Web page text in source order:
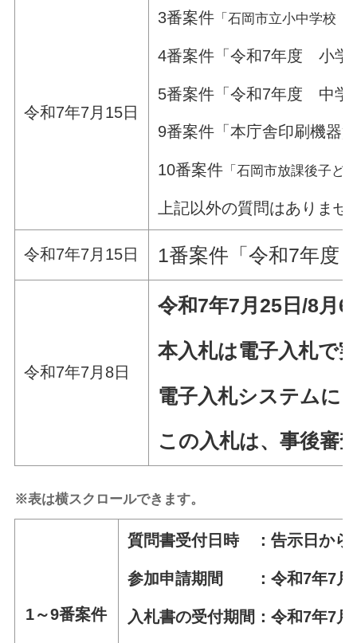
令和7年7月15日
3番案件 「石岡市立小中学校
4番案件「令和7年度 小学
5番案件「令和7年度 中学
9番案件「本庁舎印刷機器
10番案件 「石岡市放課後子ど
上記以外の質問はありませ
令和7年7月15日 1番案件「令和7年度
令和7年7月8日
令和7年7月25 日/8月6
本入札は電子入札で
電子入札システムに
この入札は、事後審
※表は横スクロールできます。
1～9番案件
質問書受付日時 ：告示日から
参加申請期間 ：令和7年7月9
入札書の受付期間：令和7年7